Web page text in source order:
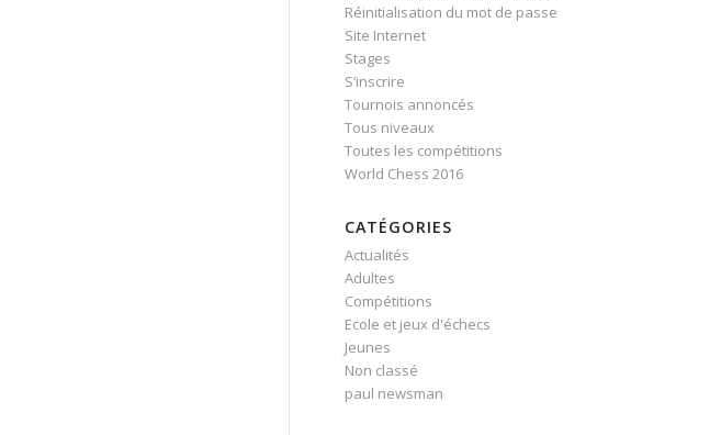
Réinitialisation du mot de passe
Site Internet
Stages
S’inscrire
Tournois annoncés
Tous niveaux
Toutes les compétitions
World Chess 2016
CATÉGORIES
Actualités
Adultes
Compétitions
Ecole et jeux d'échecs
Jeunes
Non classé
paul newsman